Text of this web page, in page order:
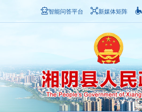
智能问答平台 新媒体矩阵